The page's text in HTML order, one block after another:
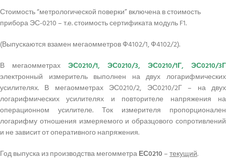
Стоимость “метрологической поверки” включена в стоимость
прибора ЭС-0210 – т.е. стоимость сертификата модуль F1.
(Выпускаются взамен мегаомметров Ф4102/1, Ф4102/2).
В мегаомметрах ЭС0210/1, ЭС0210/3, ЭС0210/1Г, ЭС0210/3Г
электронный измеритель выполнен на двух логарифмических
усилителях. В мегаомметрах ЭС0210/2, ЭС0210/2Г – на двух
логарифмических усилителях и повторителе напряжения на
операционном усилителе. Ток измерителя пропорционален
логарифму отношения измеряемого и образцового сопротивлений
и не зависит от оперативного напряжения.
Год выпуска из производства мегомметраЕС0210–текущий.